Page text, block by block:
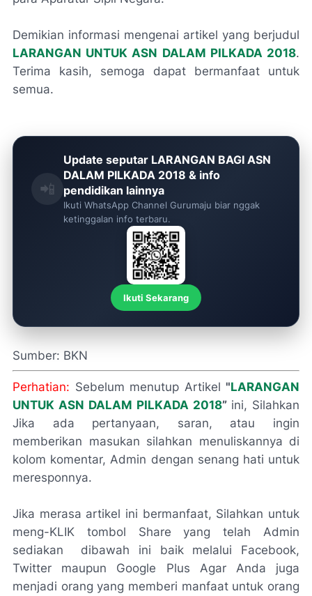
Demikian informasi mengenai artikel yang berjudul
LARANGAN UNTUK ASN DALAM PILKADA 2018.
Terima kasih, semoga dapat bermanfaat untuk
semua.
📲
Update seputar LARANGAN BAGI ASN
DALAM PILKADA 2018 & info
pendidikan lainnya
Ikuti WhatsApp Channel Gurumaju biar nggak
ketinggalan info terbaru.
Ikuti Sekarang
Sumber: BKN
Perhatian: Sebelum menutup Artikel "LARANGAN
UNTUK ASN DALAM PILKADA 2018” ini, Silahkan
Jika ada pertanyaan, saran, atau ingin
memberikan masukan silahkan menuliskannya di
kolom komentar, Admin dengan senang hati untuk
meresponnya.
Jika merasa artikel ini bermanfaat, Silahkan untuk
meng-KLIK tombol Share yang telah Admin
sediakan dibawah ini baik melalui Facebook,
Twitter maupun Google Plus Agar Anda juga
menjadi orang yang memberi manfaat untuk orang